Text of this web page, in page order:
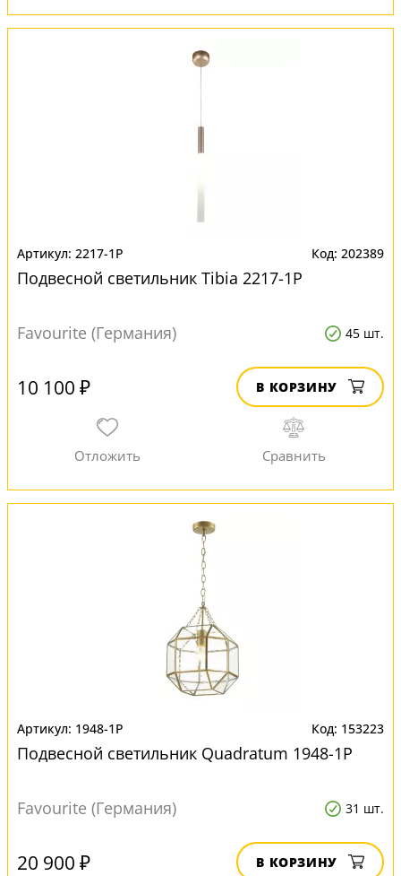
2217-1P 202389
Подвесной светильник Tibia 2217-1P
Favourite (Германия) 45 шт.
10 100 ₽ В КОРЗИНУ
1948-1P 153223
Подвесной светильник Quadratum 1948-1P
Favourite (Германия) 31 шт.
20 900 ₽ В КОРЗИНУ